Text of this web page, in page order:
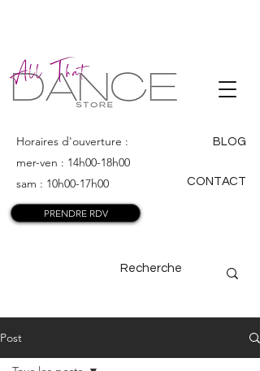
ALL THAT
DANCE
Horaires d'ouverture :
mer-ven : 14h00-18h00
sam : 10h00-17h00
BLOG
CONTACT
PRENDRE RDV
Post